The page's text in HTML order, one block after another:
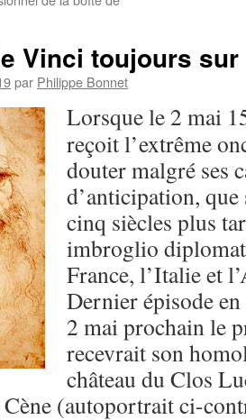
Vinci toujours
par Philippe Bonnet
Lorsque le 2 mai
reçoit l’extrême
douter malgré ses
d’anticipation,
cinq siècles plus
imbroglio
France, l’Italie et
Dernier épisode
2 mai prochain le
recevrait son
château du Clos
Cène (autoportrait ci-